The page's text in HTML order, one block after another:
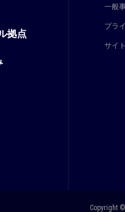
拠点
一般
プラ
サイ
Copyright ©️